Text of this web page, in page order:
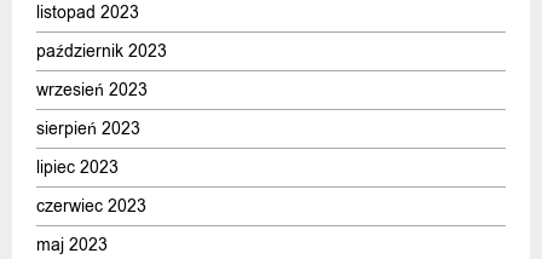
listopad 2023
październik 2023
wrzesień 2023
sierpień 2023
lipiec 2023
czerwiec 2023
maj 2023